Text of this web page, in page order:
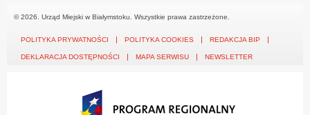
© 2026. Urząd Miejski w Białymstoku. Wszystkie prawa zastrzeżone.
POLITYKA PRYWATNOŚCI POLITYKA COOKIES REDAKCJA BIP
DEKLARACJA DOSTĘPNOŚCI MAPA SERWISU NEWSLETTER